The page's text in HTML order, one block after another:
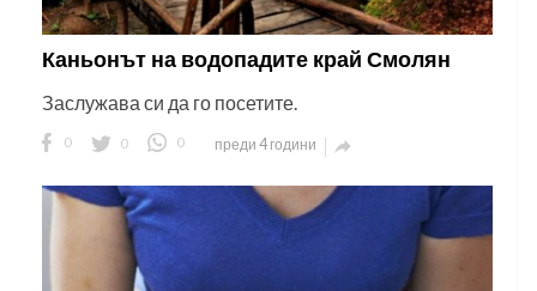
Каньонът на водопадите край Смолян
Заслужава си да го посетите.
0 0 0 преди 4 години 